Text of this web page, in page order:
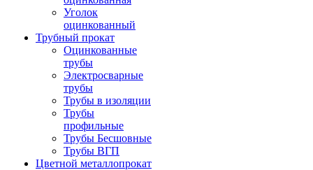
Уголок
оцинкованный
Трубный прокат
Оцинкованные
трубы
Электросварные
трубы
Трубы в изоляции
Трубы
профильные
Трубы Бесшовные
Трубы ВГП
Цветной металлопрокат